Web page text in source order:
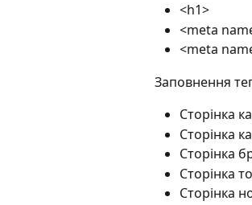
<h1>
<meta
<meta
Заповнення
Сторінка
Сторінка
Сторінка
Сторінка
Сторінка